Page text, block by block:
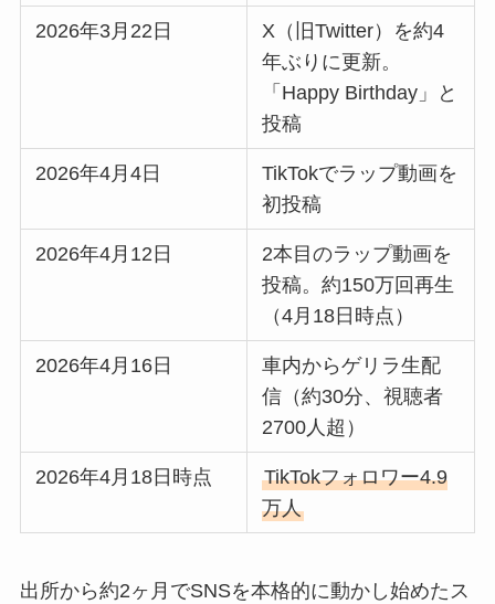
2026年3月22日
X（旧Twitter）を約4
年ぶりに更新。
「Happy Birthday」と
投稿
2026年4月4日
TikTokでラップ動画を
初投稿
2026年4月12日
2本目のラップ動画を
投稿。約150万回再生
（4月18日時点）
2026年4月16日
車内からゲリラ生配
信（約30分、視聴者
2700人超）
2026年4月18日時点
TikTokフォロワー4.9
万人
出所から約2ヶ月でSNSを本格的に動かし始めたス